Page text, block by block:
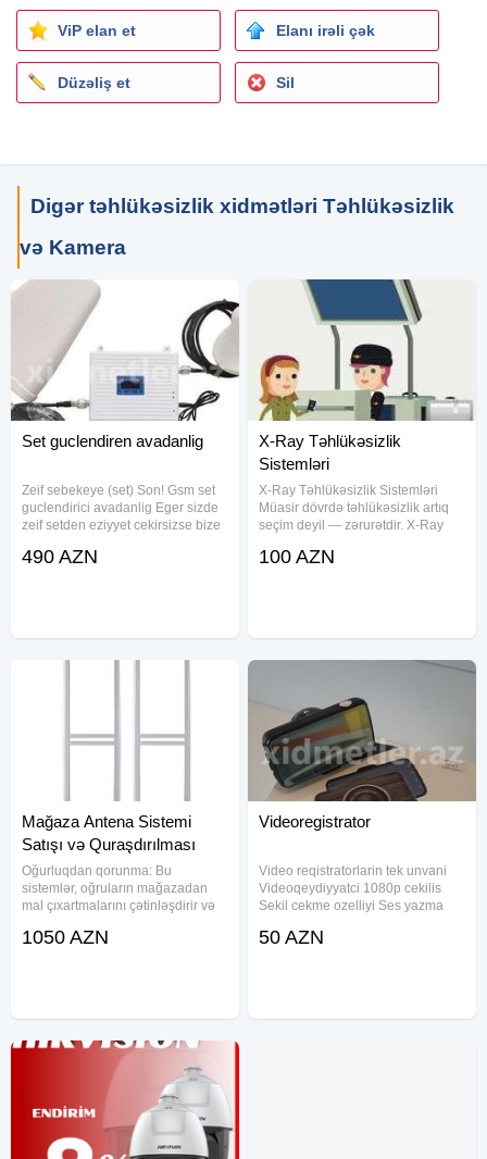
#EndirimliSistemlər #EndirimliSatış #BöyükEndirimlər
#SərfəliAlış #QiymətEndirimi #İndiAlUcuzOl #GenişEndirim
#SərfəliXidmət #EndirimliKameraSistemi
#YüksəkKeyfiyyətUcuzFiyat #UcuzVəGüvənilir
ViP elan et Elanı irəli çək
Düzəliş et Sil
Digər təhlükəsizlik xidmətləri Təhlükəsizlik
və Kamera
Set guclendiren avadanlig
Zeif sebekeye (set) Son! Gsm set
guclendirici avadanlig Eger sizde
zeif setden eziyyet cekirsizse bize
muddetinde problemi aradan
490 AZN
X-Ray Təhlükəsizlik
Sistemləri
X-Ray Təhlükəsizlik Sistemləri
Müasir dövrdə təhlükəsizlik artıq
seçim deyil — zərurətdir. X-Ray
özəl obyektlərdə gizli təhlükələrin
100 AZN
Mağaza Antena Sistemi
Satışı və Quraşdırılması
Oğurluqdan qorunma: Bu
sistemlər, oğruların mağazadan
mal çıxartmalarını çətinləşdirir və
Məhsulun təhlükəsizliyi: Hətta
1050 AZN
Videoregistrator
Video reqistratorlarin tek unvani
Videoqeydiyyatci 1080p cekilis
Sekil cekme ozelliyi Ses yazma
cekilis Acar
50 AZN